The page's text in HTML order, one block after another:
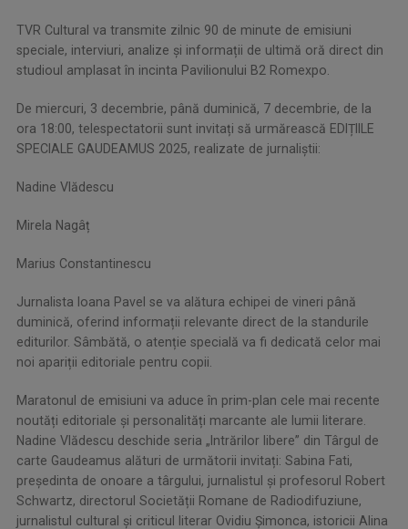
TVR Cultural va transmite zilnic 90 de minute de emisiuni
speciale, interviuri, analize și informații de ultimă oră direct din
studioul amplasat în incinta Pavilionului B2 Romexpo.
​De miercuri, 3 decembrie, până duminică, 7 decembrie, de la
ora 18:00, telespectatorii sunt invitați să urmărească EDIȚIILE
SPECIALE GAUDEAMUS 2025, realizate de jurnaliștii:
​Nadine Vlădescu
​Mirela Nagâț
​Marius Constantinescu
​Jurnalista Ioana Pavel se va alătura echipei de vineri până
duminică, oferind informații relevante direct de la standurile
editurilor. Sâmbătă, o atenție specială va fi dedicată celor mai
noi apariții editoriale pentru copii.
​Maratonul de emisiuni va aduce în prim-plan cele mai recente
noutăți editoriale și personalități marcante ale lumii literare.
Nadine Vlădescu deschide seria „Intrărilor libere” din Târgul de
carte Gaudeamus alături de următorii invitați: Sabina Fati,
președinta de onoare a târgului, jurnalistul și profesorul Robert
Schwartz, directorul Societății Romane de Radiodifuziune,
jurnalistul cultural și criticul literar Ovidiu Şimonca, istoricii Alina